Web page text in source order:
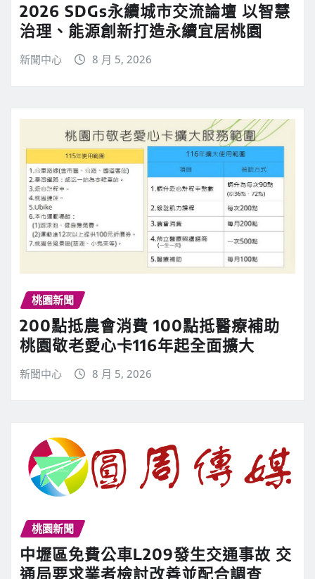
2026 SDGs永續城市交流論壇 以智慧
治理、能源創新打造永續宜居桃園
新聞中心 8 月 5, 2026
桃園新聞
200點抵農會消費 100點抵醫療補助
桃園敬老愛心卡116年起全面擴大
新聞中心 8 月 5, 2026
桃園新聞
中壢區免費公車L209發生交通事故 交
通局要求業者檢討改善並配合調查